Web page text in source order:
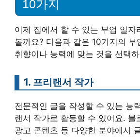
10가지
이제 집에서 할 수 있는 부업 일자
볼까요? 다음과 같은 10가지의 부
취향이나 능력에 맞는 것을 선택
1. 프리랜서 작가
전문적인 글을 작성할 수 있는 능
랜서 작가로 활동할 수 있어요. 블
광고 콘텐츠 등 다양한 분야에서